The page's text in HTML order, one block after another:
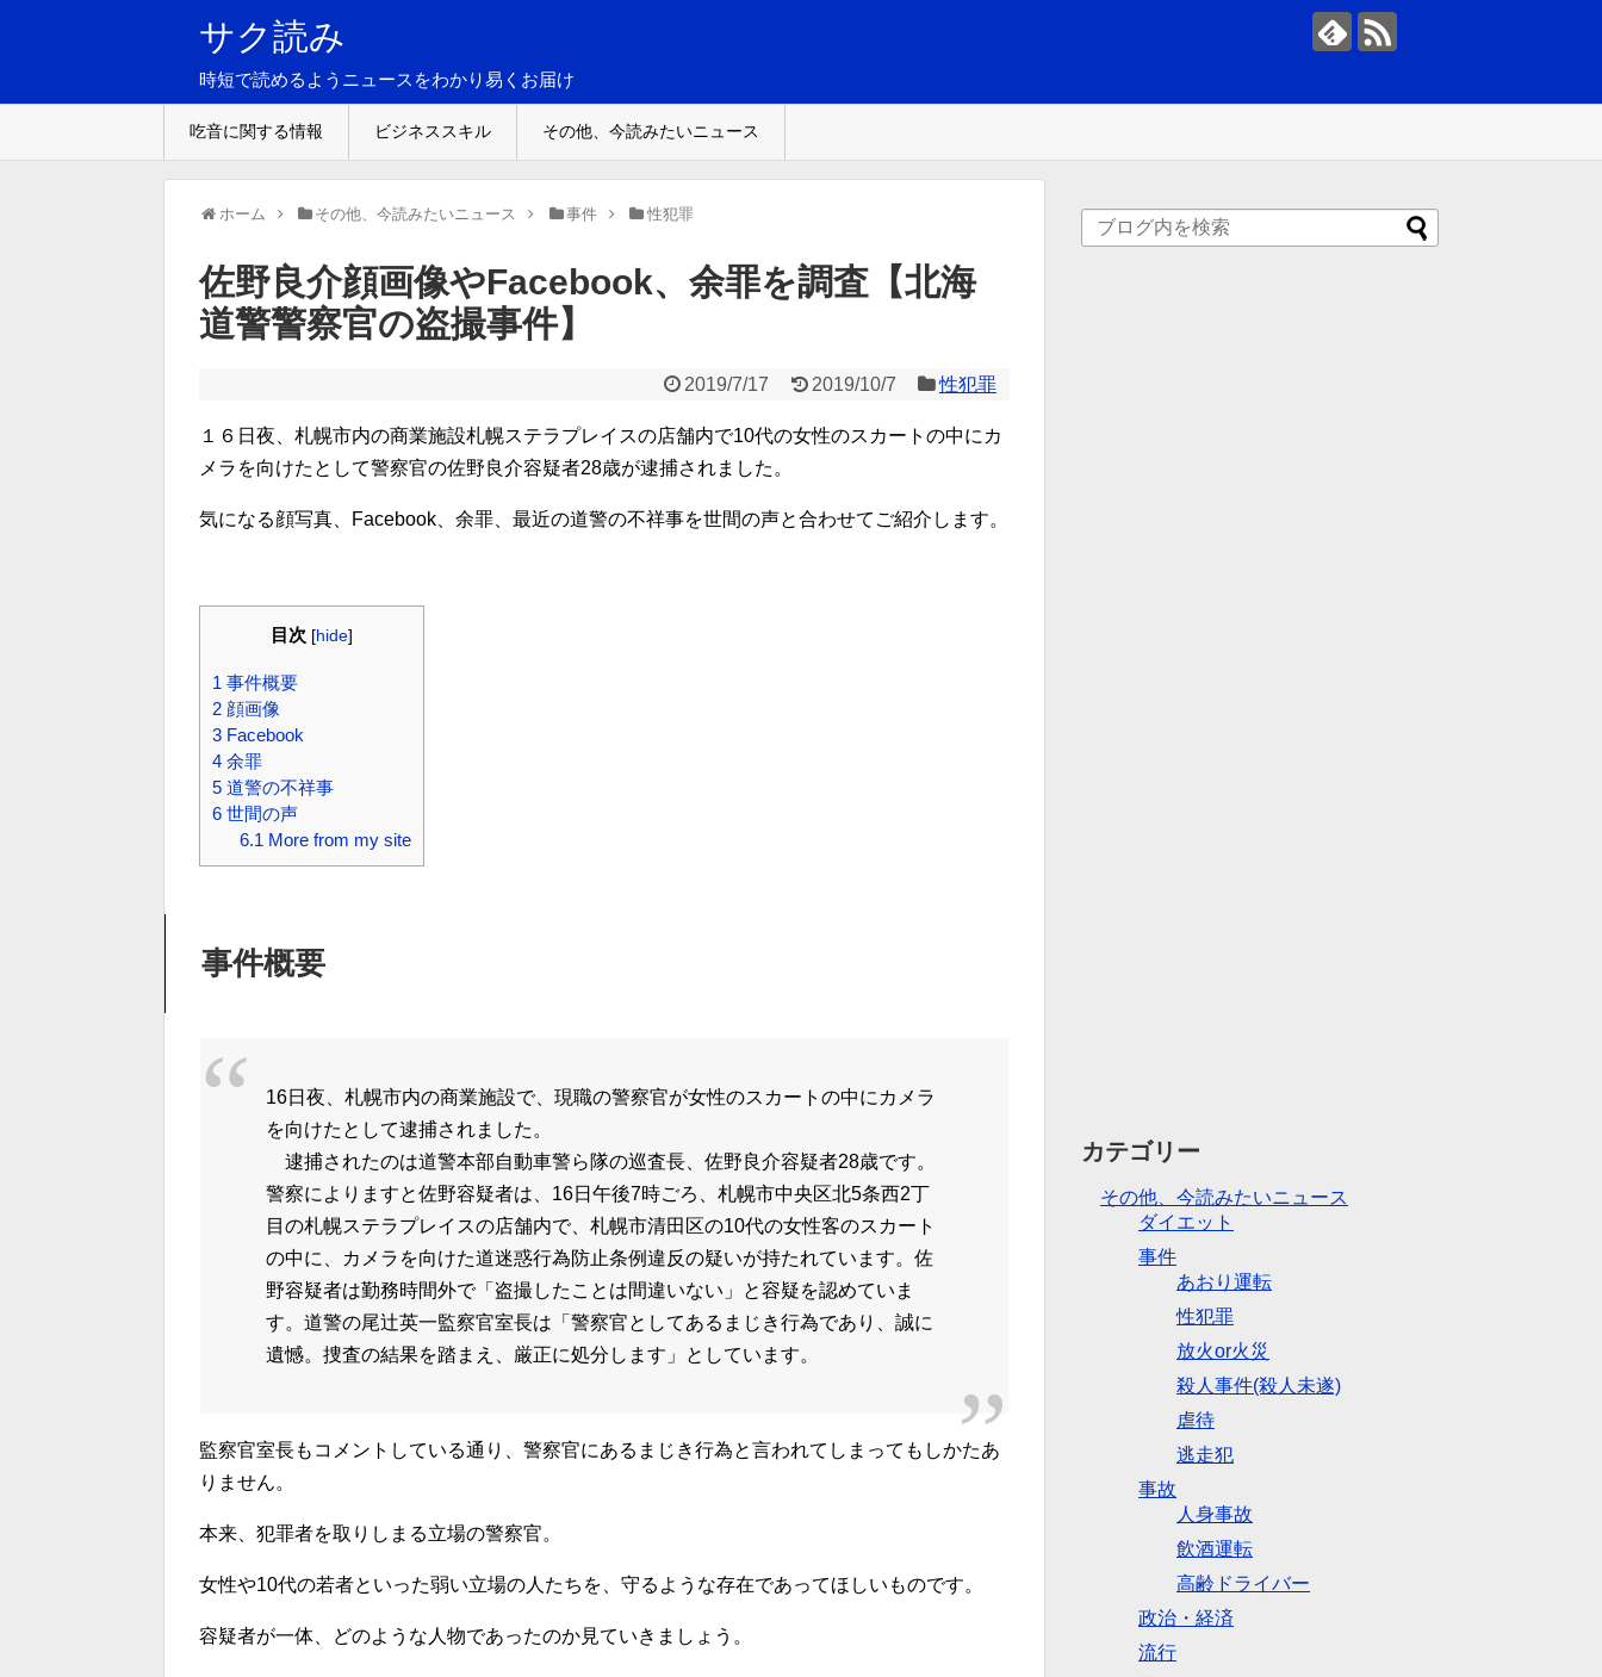
サク読み
時短で読めるようニュースをわかり易くお届け
吃音に関する情報 ビジネススキル その他、今読みたいニュース
ホーム その他、今読みたいニュース 事件 性犯罪
佐野良介顔画像やFacebook、余罪を調査【北海
道警警察官の盗撮事件】
2019/7/17 2019/10/7 性犯罪
１６日夜、札幌市内の商業施設札幌ステラプレイスの店舗内で10代の女性のスカートの中にカ
メラを向けたとして警察官の佐野良介容疑者28歳が逮捕されました。
気になる顔写真、Facebook、余罪、最近の道警の不祥事を世間の声と合わせてご紹介します。
目次 [hide]
1 事件概要
2 顔画像
3 Facebook
4 余罪
5 道警の不祥事
6 世間の声
6.1 More from my site
事件概要
16日夜、札幌市内の商業施設で、現職の警察官が女性のスカートの中にカメラ
を向けたとして逮捕されました。
逮捕されたのは道警本部自動車警ら隊の巡査長、佐野良介容疑者28歳です。
警察によりますと佐野容疑者は、16日午後7時ごろ、札幌市中央区北5条西2丁
目の札幌ステラプレイスの店舗内で、札幌市清田区の10代の女性客のスカート
の中に、カメラを向けた道迷惑行為防止条例違反の疑いが持たれています。佐
野容疑者は勤務時間外で「盗撮したことは間違いない」と容疑を認めていま
す。道警の尾辻英一監察官室長は「警察官としてあるまじき行為であり、誠に
遺憾。捜査の結果を踏まえ、厳正に処分します」としています。
監察官室長もコメントしている通り、警察官にあるまじき行為と言われてしまってもしかたあ
りません。
本来、犯罪者を取りしまる立場の警察官。
女性や10代の若者といった弱い立場の人たちを、守るような存在であってほしいものです。
容疑者が一体、どのような人物であったのか見ていきましょう。
カテゴリー
その他、今読みたいニュース
ダイエット
事件
あおり運転
性犯罪
放火or火災
殺人事件(殺人未遂)
虐待
逃走犯
事故
人身事故
飲酒運転
高齢ドライバー
政治・経済
流行